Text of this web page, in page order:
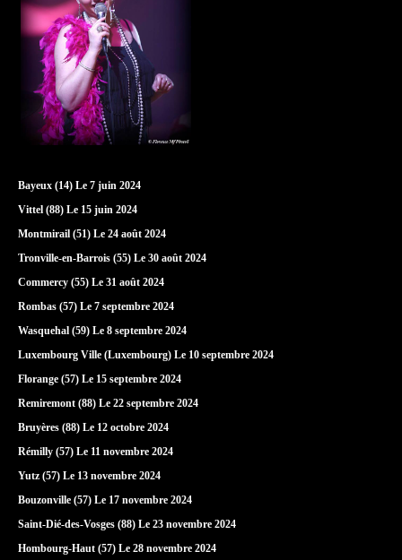
Bayeux (14) Le 7 juin 2024
Vittel (88) Le 15 juin 2024
Montmirail (51) Le 24 août 2024
Tronville-en-Barrois (55) Le 30 août 2024
Commercy (55) Le 31 août 2024
Rombas (57) Le 7 septembre 2024
Wasquehal (59) Le 8 septembre 2024
Luxembourg Ville (Luxembourg) Le 10 septembre 2024
Florange (57) Le 15 septembre 2024
Remiremont (88) Le 22 septembre 2024
Bruyères (88) Le 12 octobre 2024
Rémilly (57) Le 11 novembre 2024
Yutz (57) Le 13 novembre 2024
Bouzonville (57) Le 17 novembre 2024
Saint-Dié-des-Vosges (88) Le 23 novembre 2024
Hombourg-Haut (57) Le 28 novembre 2024